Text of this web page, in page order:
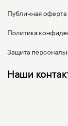
Публичная оферта
Политика
Защита
Наши